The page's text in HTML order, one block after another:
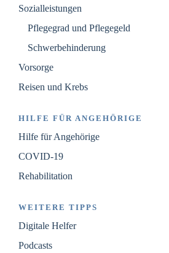
Sozialleistungen
Pflegegrad und Pflegegeld
Schwerbehinderung
Vorsorge
Reisen und Krebs
HILFE FÜR ANGEHÖRIGE
Hilfe für Angehörige
COVID-19
Rehabilitation
WEITERE TIPPS
Digitale Helfer
Podcasts